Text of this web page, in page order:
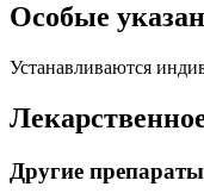
Особые
Устанавливаются
Другие